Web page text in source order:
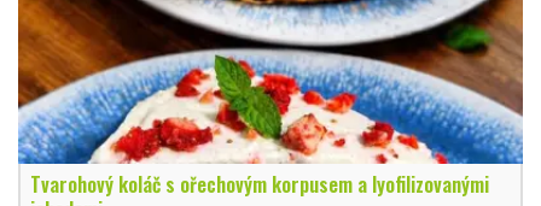
Tvarohový koláč s ořechovým korpusem a lyofilizovanými